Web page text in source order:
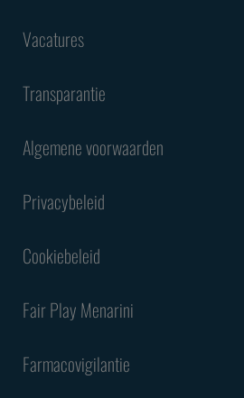
Vacatures
Transparantie
Algemene voorwaarden
Privacybeleid
Cookiebeleid
Fair Play Menarini
Farmacovigilantie